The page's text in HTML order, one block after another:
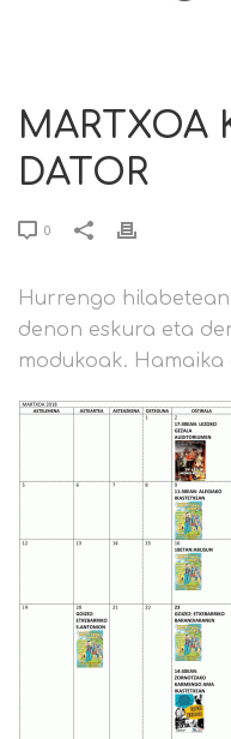
MARTXOA
DATOR
0
Hurrengo
denon eskura eta
modukoak.